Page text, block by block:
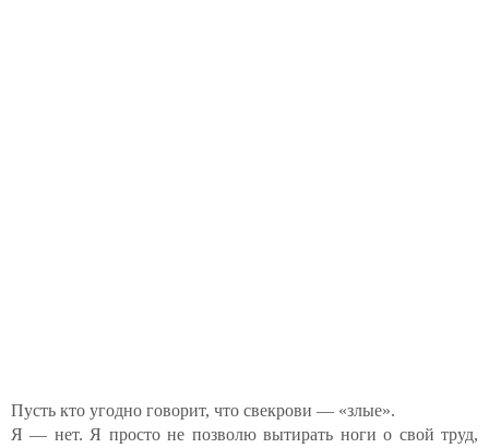
Пусть кто угодно говорит, что свекрови — «злые».
Я — нет. Я просто не позволю вытирать ноги о свой труд,